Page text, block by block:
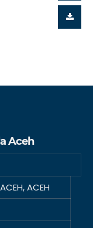
Aceh
ACEH